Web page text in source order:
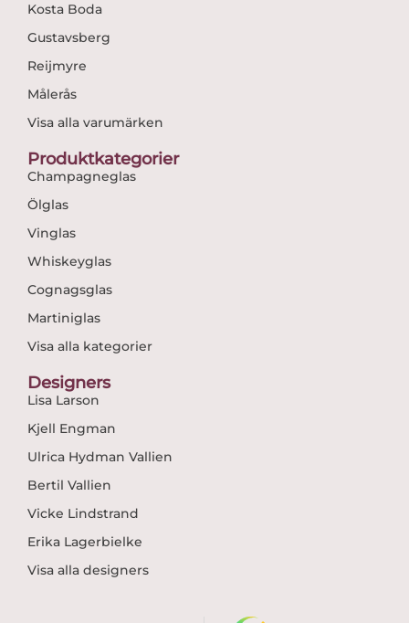
Kosta Boda
Gustavsberg
Reijmyre
Målerås
Visa alla varumärken
Produktkategorier
Champagneglas
Ölglas
Vinglas
Whiskeyglas
Cognagsglas
Martiniglas
Visa alla kategorier
Designers
Lisa Larson
Kjell Engman
Ulrica Hydman Vallien
Bertil Vallien
Vicke Lindstrand
Erika Lagerbielke
Visa alla designers